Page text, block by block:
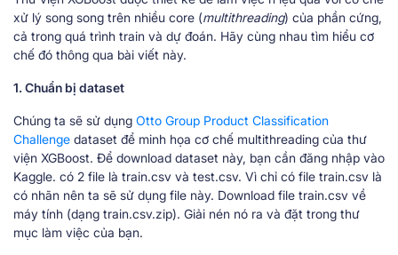
xử lý song song trên nhiều core (multithreading) của phần cứng,
cả trong quá trình train và dự đoán. Hãy cùng nhau tìm hiểu cơ
chế đó thông qua bài viết này.
1. Chuẩn bị dataset
Chúng ta sẽ sử dụng Otto Group Product Classification
Challenge dataset để minh họa cơ chế multithreading của thư
viện XGBoost. Để download dataset này, bạn cần đăng nhập vào
Kaggle. có 2 file là train.csv và test.csv. Vì chỉ có file train.csv là
có nhãn nên ta sẽ sử dụng file này. Download file train.csv về
máy tính (dạng train.csv.zip). Giải nén nó ra và đặt trong thư
mục làm việc của bạn.